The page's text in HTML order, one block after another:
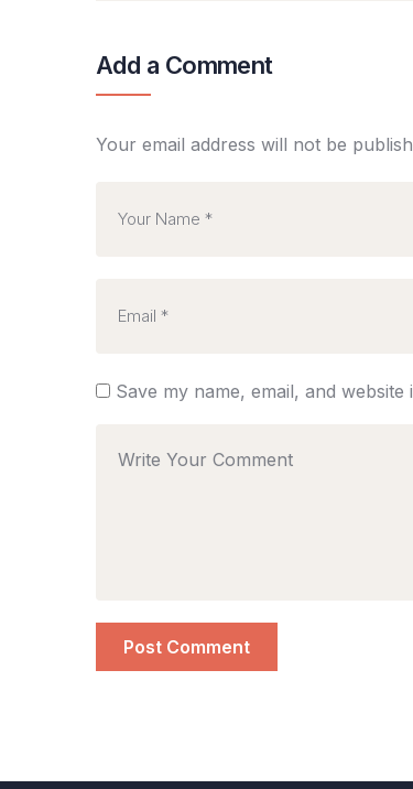
Add a Comment
Your email address will not be
Save my name, email, and